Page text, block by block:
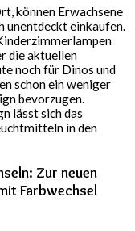
können Erwachsene
unentdeckt einkaufen.
die aktuellen
noch für Dinos und
schon ein weniger
bevorzugen.
lässt sich das
in den
Zur neuen
Farbwechsel